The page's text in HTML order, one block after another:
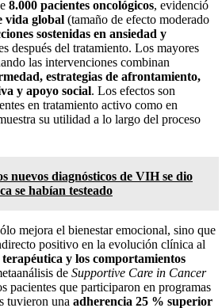
8.000 pacientes oncológicos, evidenció
vida global (tamaño de efecto moderado
sostenidas en ansiedad y
después del tratamiento. Los mayores
las intervenciones combinan
estrategias de afrontamiento,
y apoyo social. Los efectos son
en tratamiento activo como en
su utilidad a lo largo del proceso
nuevos diagnósticos de VIH se dio
se habían testeado
mejora el bienestar emocional, sino que
positivo en la evolución clínica al
y los comportamientos
de Supportive Care in Cancer
pacientes que participaron en programas
tuvieron una adherencia 25 % superior